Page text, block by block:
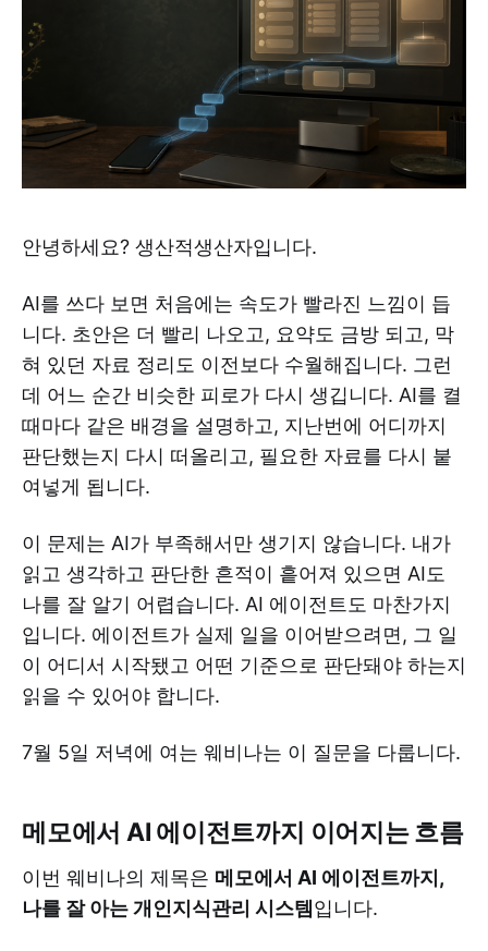
안녕하세요? 생산적생산자입니다.
AI를 쓰다 보면 처음에는 속도가 빨라진 느낌이 듭
니다. 초안은 더 빨리 나오고, 요약도 금방 되고, 막
혀 있던 자료 정리도 이전보다 수월해집니다. 그런
데 어느 순간 비슷한 피로가 다시 생깁니다. AI를 켤
때마다 같은 배경을 설명하고, 지난번에 어디까지
판단했는지 다시 떠올리고, 필요한 자료를 다시 붙
여넣게 됩니다.
이 문제는 AI가 부족해서만 생기지 않습니다. 내가
읽고 생각하고 판단한 흔적이 흩어져 있으면 AI도
나를 잘 알기 어렵습니다. AI 에이전트도 마찬가지
입니다. 에이전트가 실제 일을 이어받으려면, 그 일
이 어디서 시작됐고 어떤 기준으로 판단돼야 하는지
읽을 수 있어야 합니다.
7월 5일 저녁에 여는 웨비나는 이 질문을 다룹니다.
메모에서 AI 에이전트까지 이어지는 흐름
이번 웨비나의 제목은 메모에서 AI 에이전트까지,
나를 잘 아는 개인지식관리 시스템입니다.